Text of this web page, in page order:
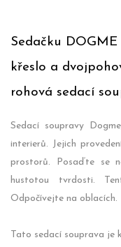
Sedačku
křeslo a
rohová sedací
Sedací soupravy
interierů. Jejich
prostorů. Posaďte se
hustotou tvrdosti.
Odpočívejte na oblacích.
Tato sedací souprava je